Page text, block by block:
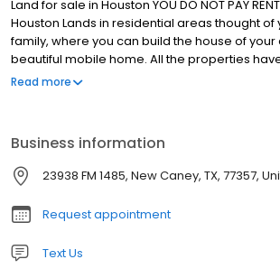
Land for sale in Houston YOU DO NOT PAY
Houston Lands in residential areas thought of
family, where you can build the house of
beautiful mobile home. All the properties
live comfortably; water, electricity, drainage,
Read more
Business information
23938 FM 1485, New Caney, TX, 77357,
Request appointment
Text Us